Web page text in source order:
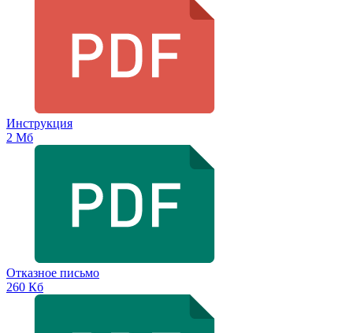
Инструкция
2 Мб
Отказное письмо
260 Кб